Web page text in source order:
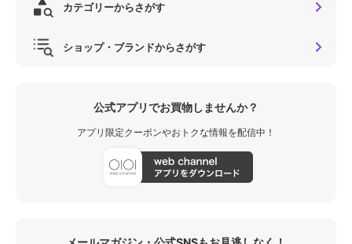
カテゴリーからさがす
ショップ・ブランドからさがす
公式アプリでお買物しませんか？
アプリ限定クーポンやおトクな情報を配信中！